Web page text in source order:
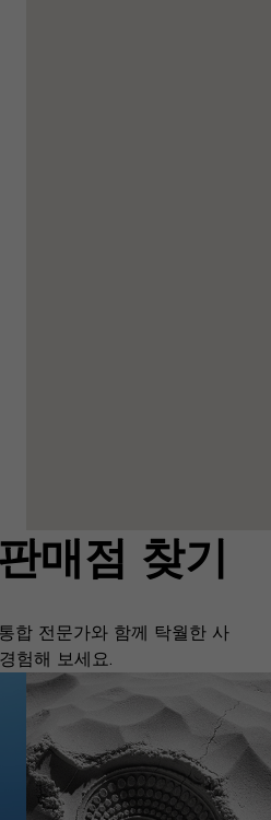
매점 찾기
합 전문가와 함께 탁월한 사
험해 보세요.